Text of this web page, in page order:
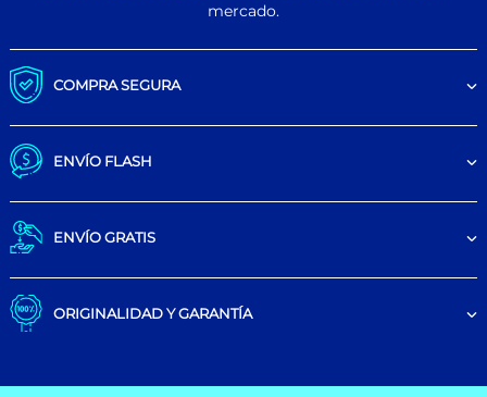
mercado.
COMPRA SEGURA
ENVÍO FLASH
ENVÍO GRATIS
ORIGINALIDAD Y GARANTÍA